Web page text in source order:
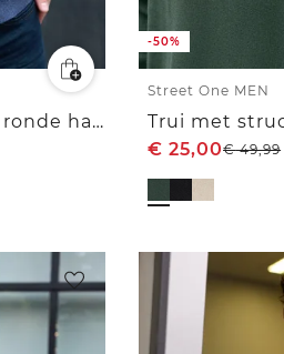
Gestructureerde trui met ronde hals
-50%
Street One MEN
Trui met
€ 25,00€49,99